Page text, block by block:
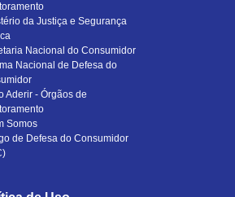
da Justiça e Segurança
Nacional do Consumidor
Nacional de Defesa do
Aderir - Órgãos de
Somos
de Defesa do Consumidor